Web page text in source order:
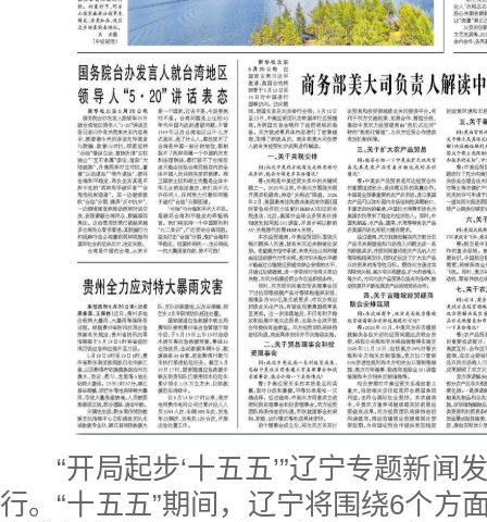
“开局起步‘十五五’”辽宁专题新闻
行。“十五五”期间，辽宁将围绕6个方